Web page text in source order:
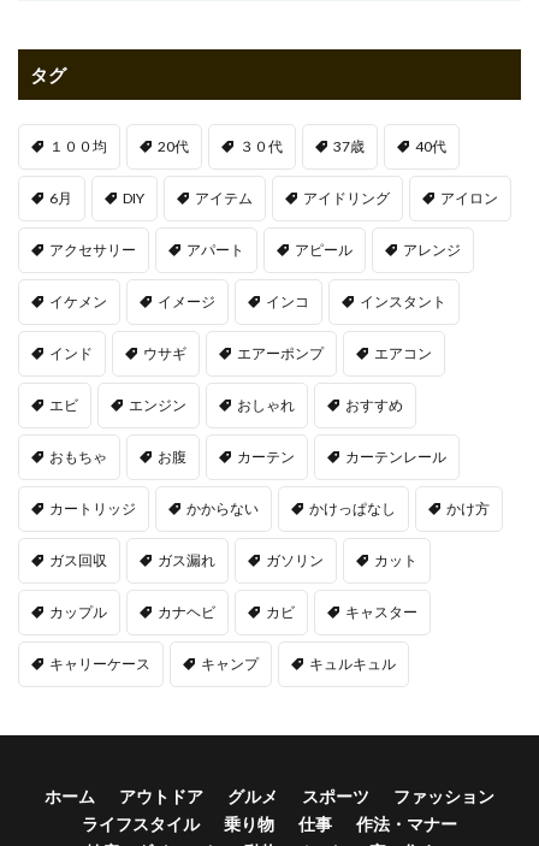
タグ
１００均 20代 ３０代 37歳 40代
6月 DIY アイテム アイドリング アイロン
アクセサリー アパート アピール アレンジ
イケメン イメージ インコ インスタント
インド ウサギ エアーポンプ エアコン
エビ エンジン おしゃれ おすすめ
おもちゃ お腹 カーテン カーテンレール
カートリッジ かからない かけっぱなし かけ方
ガス回収 ガス漏れ ガソリン カット
カップル カナヘビ カビ キャスター
キャリーケース キャンプ キュルキュル
ホーム アウトドア グルメ スポーツ
ファッション
ライフスタイル
乗り物 仕事
作法・マナー